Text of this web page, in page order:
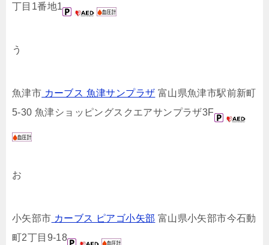
丁目1番地1
う
魚津市 カーブス 魚津サンプラザ 富山県魚津市駅前新町
5-30 魚津ショッピングスクエアサンプラザ3F
お
小矢部市 カーブス ピアゴ小矢部 富山県小矢部市今石動
町2丁目9-18